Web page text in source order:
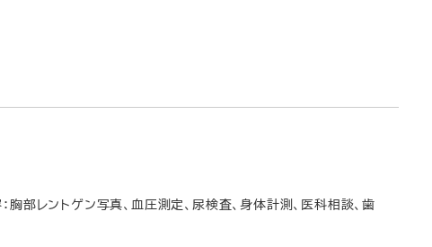
レントゲン写真、血圧測定、尿検査、身体計測、医科相談、歯